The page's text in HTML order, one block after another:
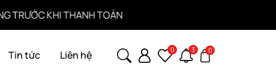
KHI THANH TOÁN
Tin tức Liên hệ 0 3 0